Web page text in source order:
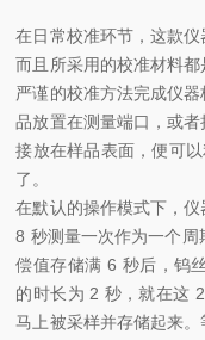
在日常校准环节，这款仪
而且所采用的校准材料
严谨的校准方法完成仪
品放置在测量端口，或
接放在样品表面，便可
了。
在默认的操作模式下，仪
8 秒测量一次作为一个
偿值存储满 6 秒后，钨
的时长为 2 秒，就在这
马上被采样并存储起来